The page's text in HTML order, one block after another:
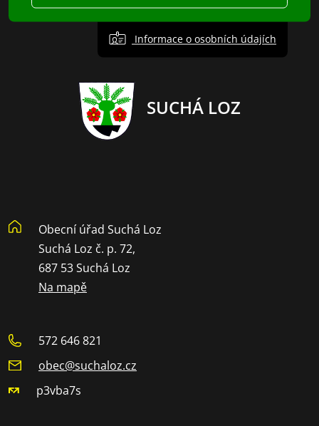
Informace o osobních údajích
SUCHÁ LOZ
Obecní úřad Suchá Loz
Suchá Loz č. p. 72,
687 53 Suchá Loz
Na mapě
572 646 821
obec@suchaloz.cz
p3vba7s